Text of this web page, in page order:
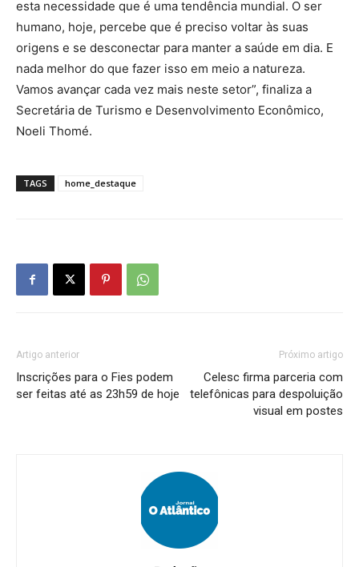
esta necessidade que é uma tendência mundial. O ser
humano, hoje, percebe que é preciso voltar às suas
origens e se desconectar para manter a saúde em dia. E
nada melhor do que fazer isso em meio a natureza.
Vamos avançar cada vez mais neste setor”, finaliza a
Secretária de Turismo e Desenvolvimento Econômico,
Noeli Thomé.
TAGS home_destaque
Artigo anterior
Inscrições para o Fies podem
ser feitas até as 23h59 de hoje
Próximo artigo
Celesc firma parceria com
telefônicas para despoluição
visual em postes